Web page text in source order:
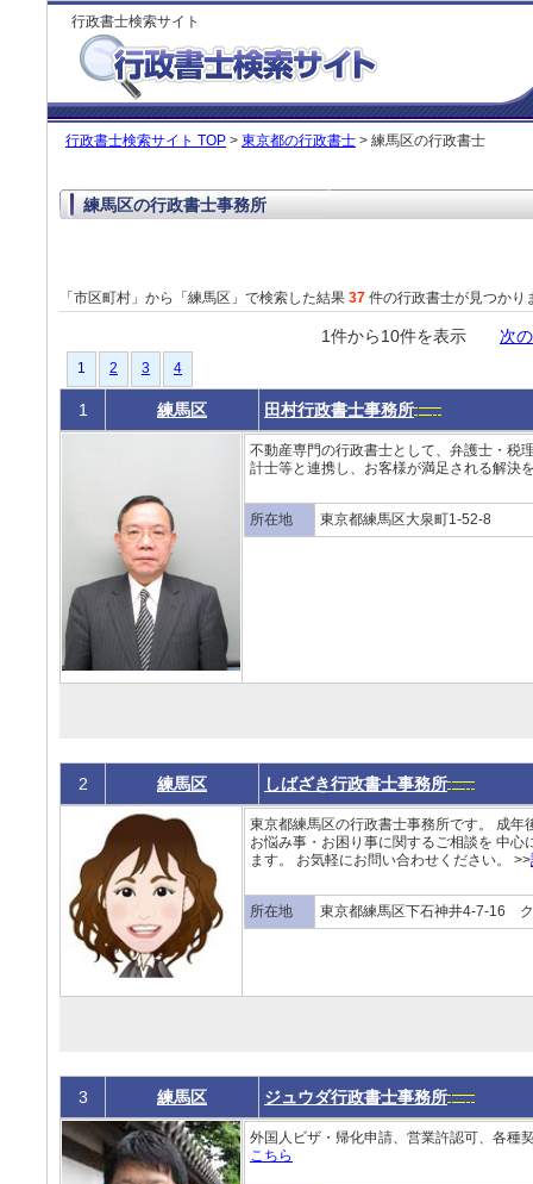
行政書士検索サイト
行政書士検索サイト TOP > 東京都の行政書士 > 練馬区の行政書士
練馬区の行政書士事務所
「市区町村」から「練馬区」で検索した結果 37 件の行政書士が見つかり
1件から10件を表示 次
1 2 3 4
1 練馬区 田村行政書士事務所
不動産専門の行政書士として、弁護士・税
計士等と連携し、お客様が満足される解決
所在地 東京都練馬区大泉町1-52-8
2 練馬区 しばざき行政書士事務所
東京都練馬区の行政書士事務所です。 成
お悩み事・お困り事に関するご相談を 中
ます。 お気軽にお問い合わせください。 >>
所在地 東京都練馬区下石神井4-7-16
3 練馬区 ジュウダ行政書士事務所
外国人ビザ・帰化申請、営業許認可、各種
こちら